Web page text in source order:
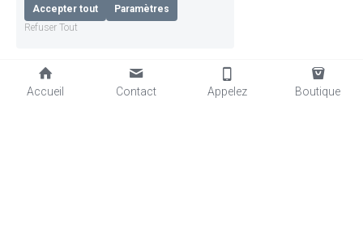
Accueil Contact Appelez Boutique
Accepter tout
Paramètres
Refuser Tout